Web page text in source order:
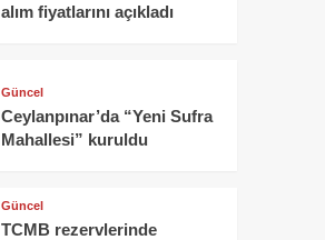
alım fiyatlarını açıkladı
Güncel
Ceylanpınar’da “Yeni Sufra
Mahallesi” kuruldu
Güncel
TCMB rezervlerinde